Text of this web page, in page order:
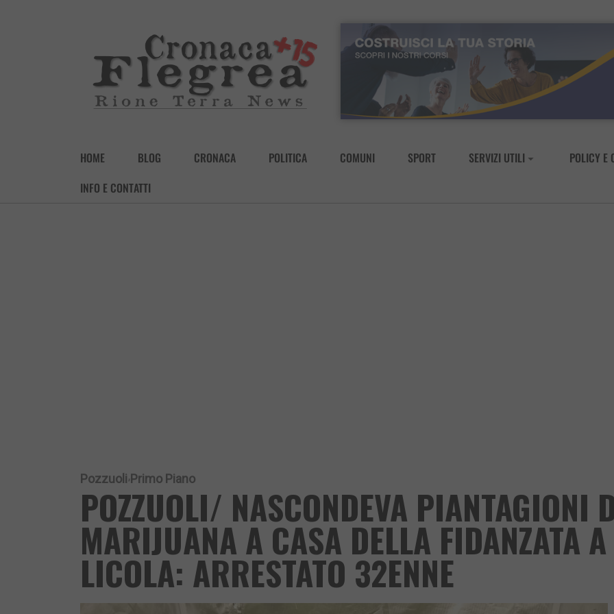
HOME BLOG CRONACA POLITICA COMUNI SPORT SERVIZI UTILI
POLICY E
INFO E CONTATTI
Pozzuoli Primo Piano
POZZUOLI/ NASCONDEVA PIANTAGIONI
MARIJUANA A CASA DELLA FIDANZATA A
LICOLA: ARRESTATO 32ENNE